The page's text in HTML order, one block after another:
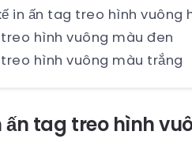
in ấn tag treo hình vuông
hình vuông màu đen
hình vuông màu trắng
ấn tag treo hình